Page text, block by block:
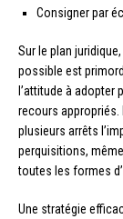
Consigner par
Sur le plan
possible est
l’attitude à adopter
recours appropriés.
plusieurs arrêts
perquisitions,
toutes les formes
Une stratégie